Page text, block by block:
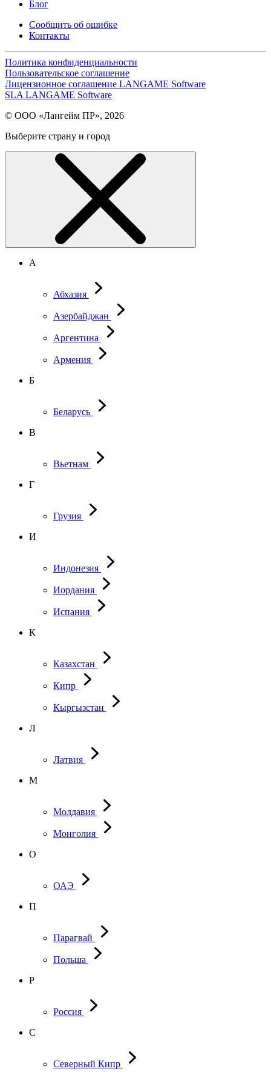
Блог
Сообщить об ошибке
Контакты
Политика конфиденциальности
Пользовательское соглашение
Лицензионное соглашение LANGAME Software
SLA LANGAME Software
© ООО «Лангейм ПР», 2026
Выберите страну и город
А
Абхазия
Азербайджан
Аргентина
Армения
Б
Беларусь
В
Вьетнам
Г
Грузия
И
Индонезия
Иордания
Испания
К
Казахстан
Кипр
Кыргызстан
Л
Латвия
М
Молдавия
Монголия
О
ОАЭ
П
Парагвай
Польша
Р
Россия
С
Северный Кипр